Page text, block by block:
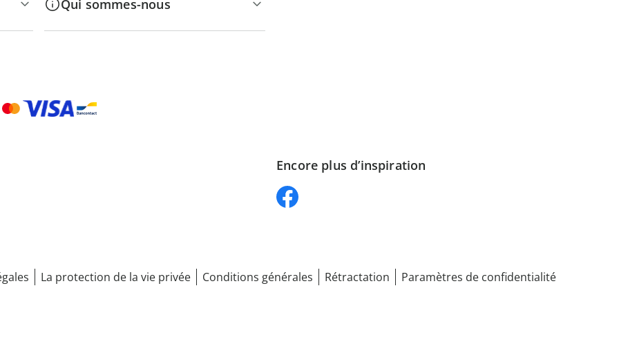
Qui sommes-nous
Encore plus d’inspiration
La protection de la vie privée Conditions générales Rétractation Paramètres de confidentialité